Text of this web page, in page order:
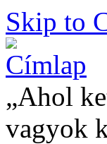
Skip to
„Ahol
vagyok